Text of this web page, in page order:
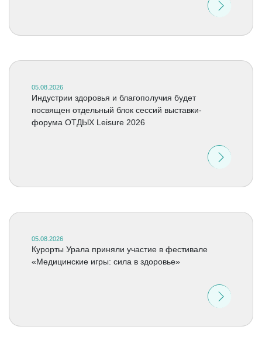
05.08.2026
Индустрии здоровья и благополучия будет
посвящен отдельный блок сессий выставки-
форума ОТДЫХ Leisure 2026
05.08.2026
Курорты Урала приняли участие в фестивале
«Медицинские игры: сила в здоровье»